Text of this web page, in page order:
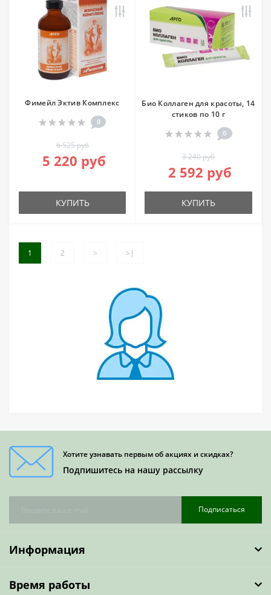
Фимейл Эктив Комплекс
0
6 525 руб
5 220 руб
КУПИТЬ
Био Коллаген для красоты, 14
стиков по 10 г
0
3 240 руб
2 592 руб
КУПИТЬ
1 2 > >|
Хотите узнавать первым об акциях и скидках?
Подпишитесь на нашу рассылку
Подписаться
Информация
Время работы